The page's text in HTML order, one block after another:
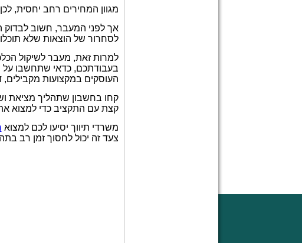
מגוון המחירים רחב יחסית,
אך לפני המעבר, חשוב לבדוק
לסחרור של הוצאות שלא
למרות זאת, מעבר לשיקול
בעבודתכם, כדאי שתחשבו
העוסקים במקצועות מקבילים,
קחו בחשבון שתהליך מציאת
קצת עם התקציב כדי למצוא
משרדי תיווך יסיעו לכם למצוא
צעד זה יכול לחסוך זמן רב